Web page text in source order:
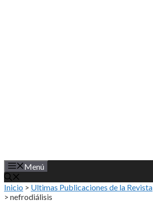
Menú
Inicio > Ultimas Publicaciones de la Revista
> nefrodiálisis